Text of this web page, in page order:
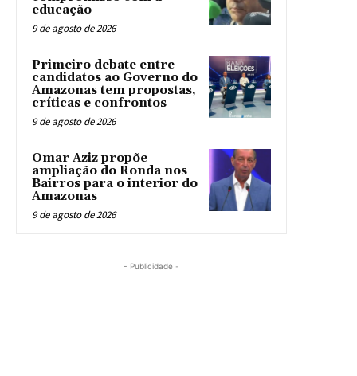
educação
9 de agosto de 2026
Primeiro debate entre
candidatos ao Governo do
Amazonas tem propostas,
críticas e confrontos
9 de agosto de 2026
Omar Aziz propõe
ampliação do Ronda nos
Bairros para o interior do
Amazonas
9 de agosto de 2026
- Publicidade -